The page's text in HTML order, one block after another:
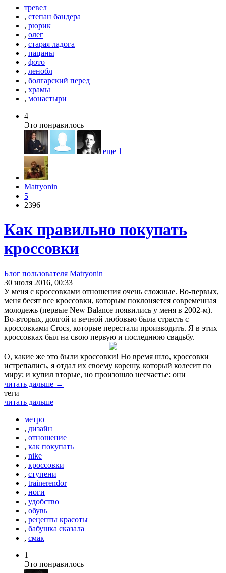
тревел
, степан бандера
, рюрик
, олег
, старая ладога
, пацаны
, фото
, ленобл
, болгарский перед
, храмы
, монастыри
4
Это понравилось
еще 1
Matryonin
5
2396
Как правильно покупать
кроссовки
Блог пользователя Matryonin
30 июля 2016, 00:33
У меня с кроссовками отношения очень сложные. Во-первых,
меня бесят все кроссовки, которым поклоняется современная
молодежь (первые New Balance появились у меня в 2002-м).
Во-вторых, долгой и вечной любовью была страсть с
кроссовками Crocs, которые перестали производить. Я в этих
кроссовках был на свою первую и последнюю свадьбу.
О, какие же это были кроссовки! Но время шло, кроссовки
истрепались, я отдал их своему корешу, который колесит по
миру; и купил вторые, но произошло несчастье: они
читать дальше →
теги
читать дальше
метро
, дизайн
, отношение
, как покупать
, nike
, кроссовки
, ступени
, trainerendor
, ноги
, удобство
, обувь
, рецепты красоты
, бабушка сказала
, смак
1
Это понравилось